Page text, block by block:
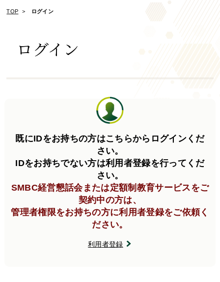
TOP ログイン
ログイン
既にIDをお持ちの方はこちらからログインくだ
さい。
IDをお持ちでない方は利用者登録を行ってくだ
さい。
SMBC経営懇話会または定額制教育サービスをご
契約中の方は、
管理者権限をお持ちの方に利用者登録をご依頼く
ださい。
利用者登録